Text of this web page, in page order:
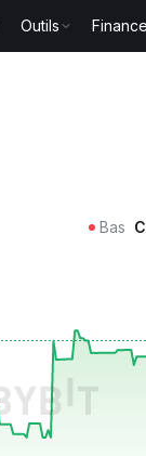
Outils Finance
Bas